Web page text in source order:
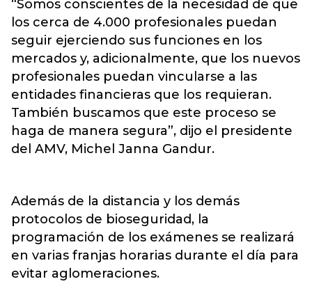
“Somos conscientes de la necesidad de que
los cerca de 4.000 profesionales puedan
seguir ejerciendo sus funciones en los
mercados y, adicionalmente, que los nuevos
profesionales puedan vincularse a las
entidades financieras que los requieran.
También buscamos que este proceso se
haga de manera segura”, dijo el presidente
del AMV, Michel Janna Gandur.
Además de la distancia y los demás
protocolos de bioseguridad, la
programación de los exámenes se realizará
en varias franjas horarias durante el día para
evitar aglomeraciones.